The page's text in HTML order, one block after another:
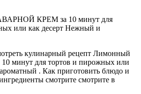
кулинарный рецепт Лимонный
минут для тортов и пирожных или
. Как приготовить блюдо и
смотрите смотрите в